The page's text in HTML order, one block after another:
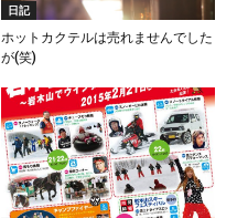
日記
ホットカクテルは売れませんでした
が(笑)